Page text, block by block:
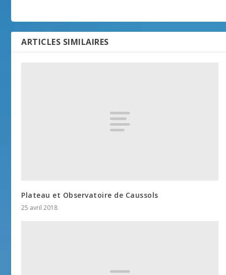
ARTICLES SIMILAIRES
Plateau et Observatoire de Caussols
25 avril 2018